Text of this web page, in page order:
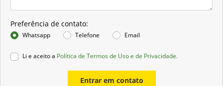
Preferência de contato:
Whatsapp Telefone Email
Li e aceito a Política de Termos de Uso e de Privacidade.
Entrar em contato